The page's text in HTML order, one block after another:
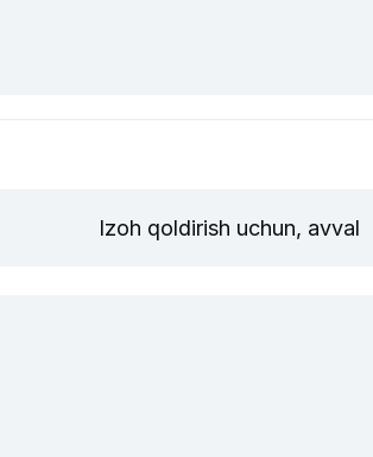
Izoh qoldirish uchun, avval